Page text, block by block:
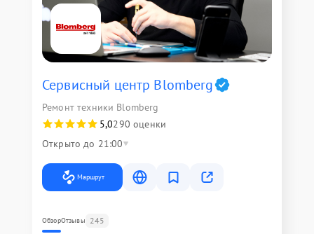
Сервисный центр Blomberg
Ремонт техники Blomberg
5,0290 оценки
Открыто до 21:00
Маршрут
ОбзорОтзывы 245